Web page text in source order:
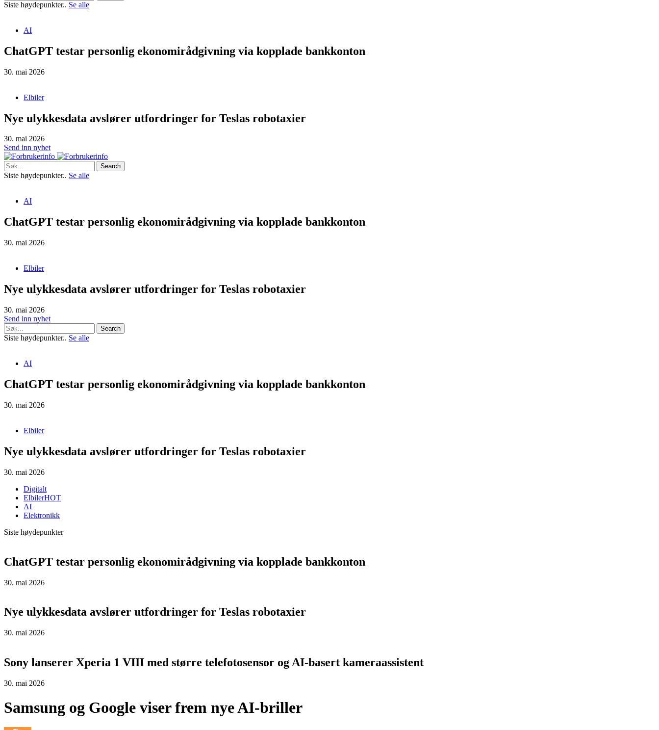
Siste høydepunkter.. Se alle
AI
ChatGPT testar personlig ekonomirådgivning via kopplade bankkonton
30. mai 2026
Elbiler
Nye ulykkesdata avslører utfordringer for Teslas robotaxier
30. mai 2026
Send inn nyhet
Search
Siste høydepunkter.. Se alle
AI
ChatGPT testar personlig ekonomirådgivning via kopplade bankkonton
30. mai 2026
Elbiler
Nye ulykkesdata avslører utfordringer for Teslas robotaxier
30. mai 2026
Send inn nyhet
Search
Siste høydepunkter.. Se alle
AI
ChatGPT testar personlig ekonomirådgivning via kopplade bankkonton
30. mai 2026
Elbiler
Nye ulykkesdata avslører utfordringer for Teslas robotaxier
30. mai 2026
Digitalt
ElbilerHOT
AI
Elektronikk
Siste høydepunkter
ChatGPT testar personlig ekonomirådgivning via kopplade bankkonton
30. mai 2026
Nye ulykkesdata avslører utfordringer for Teslas robotaxier
30. mai 2026
Sony lanserer Xperia 1 VIII med større telefotosensor og AI-basert kameraassistent
30. mai 2026
Samsung og Google viser frem nye AI-briller